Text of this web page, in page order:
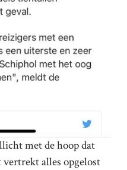
met de hoop dat
alles opgelost